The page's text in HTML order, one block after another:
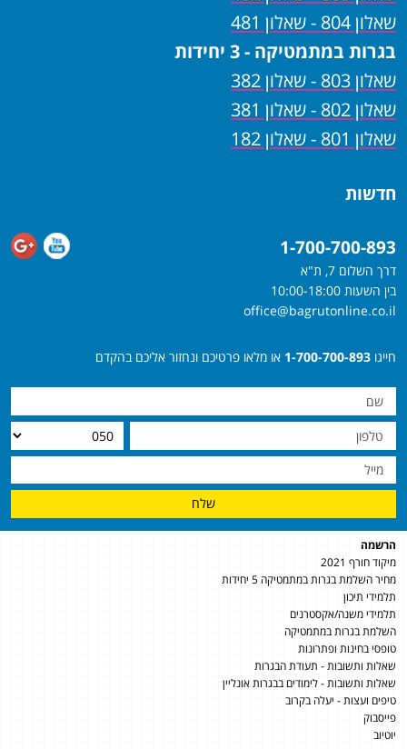
שאלון 804 - שאלון 481
בגרות במתמטיקה - 3 יחידות
שאלון 803 - שאלון 382
שאלון 802 - שאלון 381
שאלון 801 - שאלון 182
חדשות
1-700-700-893
דרך השלום 7, ת"א
בין השעות 10:00-18:00
office@bagrutonline.co.il
חייגו 1-700-700-893 או מלאו פרטיכם ונחזור אליכם בהקדם
שלח
הרשמה
מיקוד חורף 2021
מחיר השלמת בגרות במתמטיקה 5 יחידות
תלמידי תיכון
תלמידי משנה/אקסטרנים
השלמת בגרות במתמטיקה
טופסי בחינות ופתרונות
שאלות ותשובות - תעודת הבגרות
שאלות ותשובות - לימודים בבגרות אונליין
טיפים ועצות - יעלה בקרוב
פייסבוק
יוטיוב